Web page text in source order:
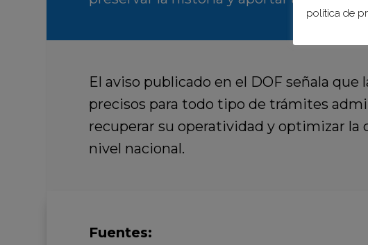
El aviso publicado en el DOF señala
precisos para todo tipo de trámites
recuperar su operatividad y optimizar la
nivel nacional.
Fuentes:
política de